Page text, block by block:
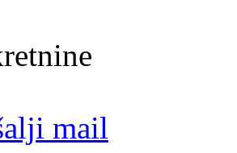
mail